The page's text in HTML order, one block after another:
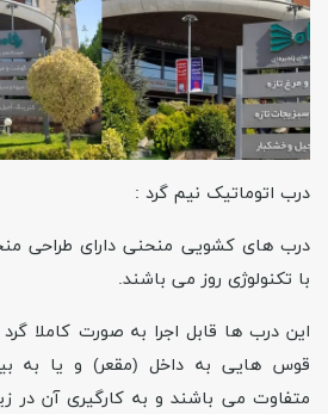
درب اتوماتیک نیم گرد :
درب های کشویی منحنی دارای طراحی
با تکنولوژی روز می باشند.
این درب ها قابل اجرا به صورت کاملا گرد
قوس هایی به داخل (مقعر) و یا به
متفاوت می باشند و به کارگیری آن در